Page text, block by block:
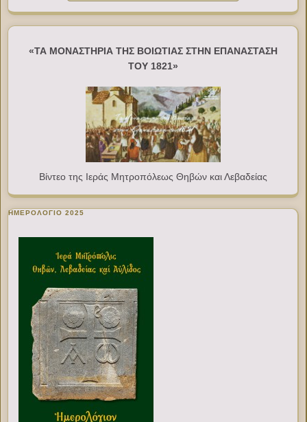
«ΤΑ ΜΟΝΑΣΤΗΡΙΑ ΤΗΣ ΒΟΙΩΤΙΑΣ ΣΤΗΝ ΕΠΑΝΑΣΤΑΣΗ
ΤΟΥ 1821»
Βίντεο της Ιεράς Μητροπόλεως Θηβών και Λεβαδείας
ΗΜΕΡΟΛΟΓΙΟ 2025